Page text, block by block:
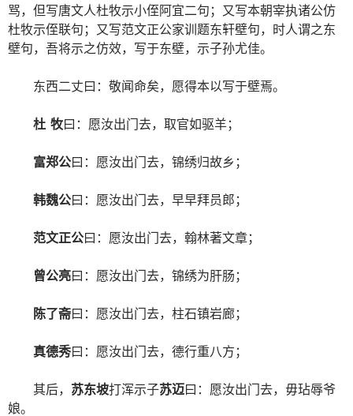
骂，但写唐文人杜牧示小侄阿宜二句；又写本朝宰执诸公仿
杜牧示侄联句；又写范文正公家训题东轩壁句，时人谓之东
壁句，吾将示之仿效，写于东壁，示子孙尤佳。
东西二丈曰：敬闻命矣，愿得本以写于壁焉。
杜 牧曰：愿汝出门去，取官如驱羊；
富郑公曰：愿汝出门去，锦绣归故乡；
韩魏公曰：愿汝出门去，早早拜员郎；
范文正公曰：愿汝出门去，翰林著文章；
曾公亮曰：愿汝出门去，锦绣为肝肠；
陈了斋曰：愿汝出门去，柱石镇岩廊；
真德秀曰：愿汝出门去，德行重八方；
其后， 苏东坡打浑示子苏迈曰：愿汝出门去，毋玷辱爷
娘。